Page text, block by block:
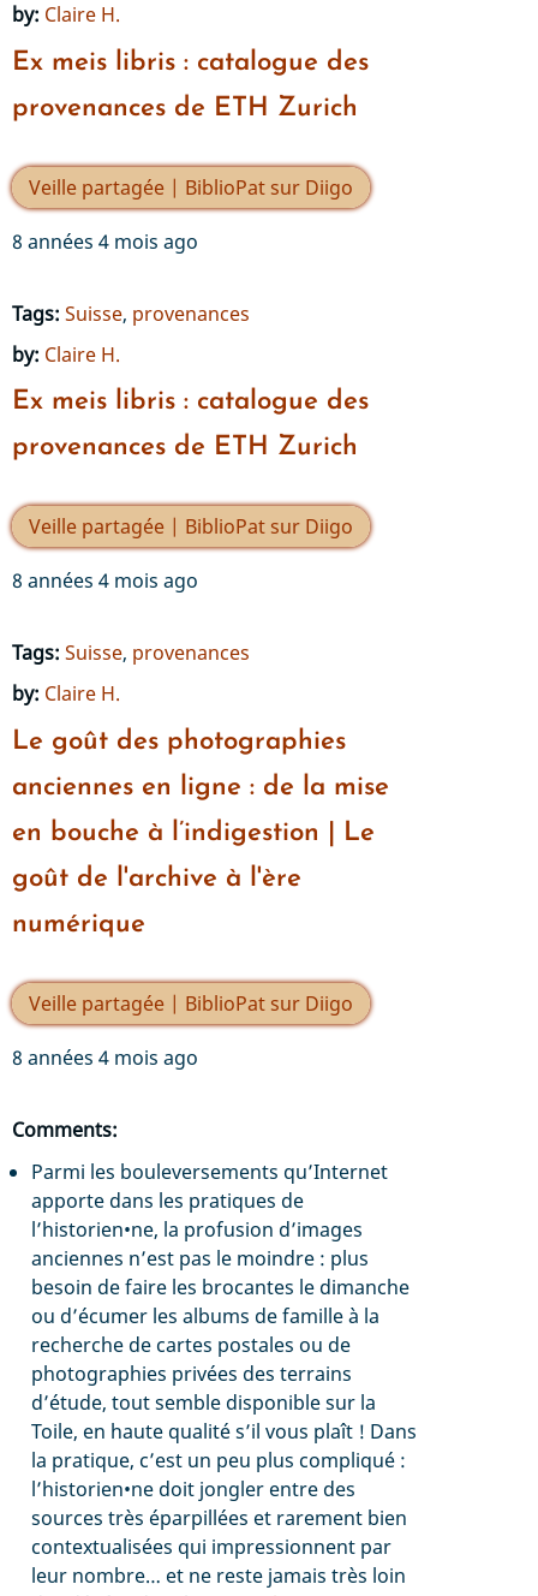
by: Claire H.
Ex meis libris : catalogue des
provenances de ETH Zurich
Veille partagée | BiblioPat sur Diigo
8 années 4 mois ago
Tags: Suisse, provenances
by: Claire H.
Ex meis libris : catalogue des
provenances de ETH Zurich
Veille partagée | BiblioPat sur Diigo
8 années 4 mois ago
Tags: Suisse, provenances
by: Claire H.
Le goût des photographies
anciennes en ligne : de la mise
en bouche à l’indigestion | Le
goût de l'archive à l'ère
numérique
Veille partagée | BiblioPat sur Diigo
8 années 4 mois ago
Comments:
Parmi les bouleversements qu’Internet
apporte dans les pratiques de
l’historien•ne, la profusion d’images
anciennes n’est pas le moindre : plus
besoin de faire les brocantes le dimanche
ou d’écumer les albums de famille à la
recherche de cartes postales ou de
photographies privées des terrains
d’étude, tout semble disponible sur la
Toile, en haute qualité s’il vous plaît ! Dans
la pratique, c’est un peu plus compliqué :
l’historien•ne doit jongler entre des
sources très éparpillées et rarement bien
contextualisées qui impressionnent par
leur nombre… et ne reste jamais très loin